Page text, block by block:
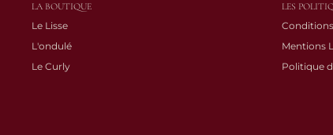
LA BOUTIQUE
Le Lisse
L'ondulé
Le Curly
LES
Mentions
Politique